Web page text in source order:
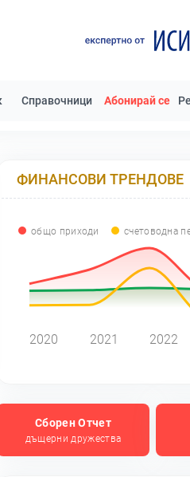
Справочници Абонирай се
ФИНАНСОВИ ТРЕНДОВЕ
общо приходи счетоводна
2020 2021 2022
Сборен Отчет
дъщерни дружества